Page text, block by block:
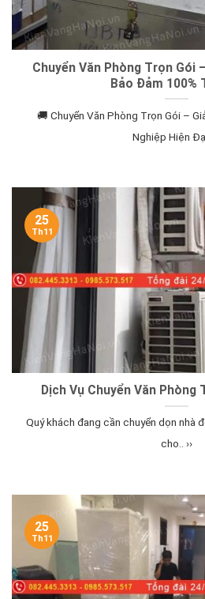
Chuyển Văn Phòng Trọn Gói
Bảo Đảm 100%
🚚 Chuyển Văn Phòng Trọn Gói –
Nghiệp Hiện
Dịch Vụ Chuyển Văn Phòng
Quý khách đang cần chuyển dọn nhà
cho.. ››
25
Th11
25
Th11